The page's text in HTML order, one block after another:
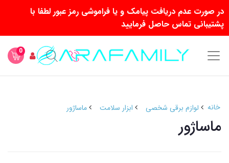
در صورت عدم دریافت پیامک و یا فراموشی رمز عبور لطفا با
پشتیبانی تماس حاصل فرمایید
0
خانه لوازم برقی شخصی ابزار سلامت ماساژور
ماساژور